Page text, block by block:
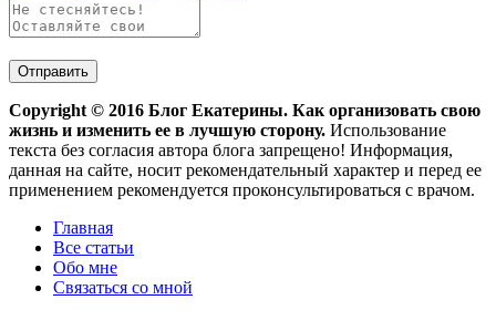
Copyright © 2016 Блог Екатерины. Как организовать свою
жизнь и изменить ее в лучшую сторону. Использование
текста без согласия автора блога запрещено! Информация,
данная на сайте, носит рекомендательный характер и перед ее
применением рекомендуется проконсультироваться с врачом.
Главная
Все статьи
Обо мне
Связаться со мной